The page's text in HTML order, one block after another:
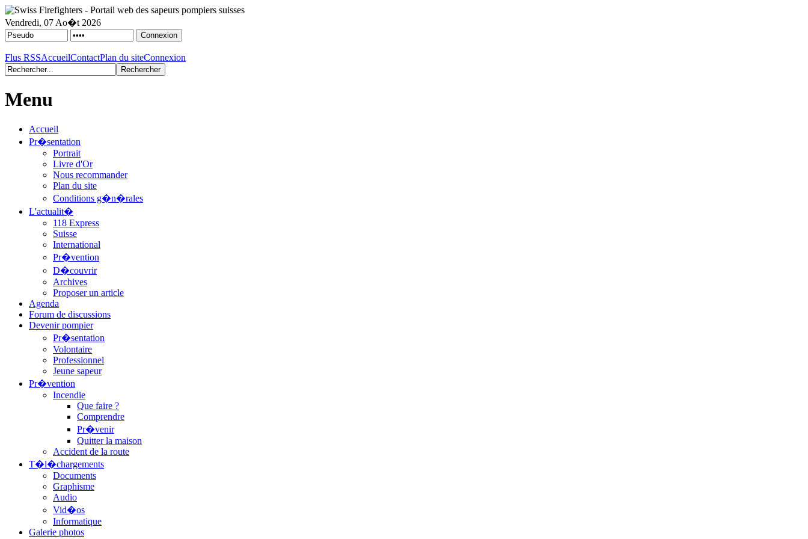
Vendredi, 07 Ao�t 2026
Flus RSSAccueilContactPlan du siteConnexion
Menu
Accueil
Pr�sentation
Portrait
Livre d'Or
Nous recommander
Plan du site
Conditions g�n�rales
L'actualit�
118 Express
Suisse
International
Pr�vention
D�couvrir
Archives
Proposer un article
Agenda
Forum de discussions
Devenir pompier
Pr�sentation
Volontaire
Professionnel
Jeune sapeur
Pr�vention
Incendie
Que faire ?
Comprendre
Pr�venir
Quitter la maison
Accident de la route
T�l�chargements
Documents
Graphisme
Audio
Vid�os
Informatique
Galerie photos